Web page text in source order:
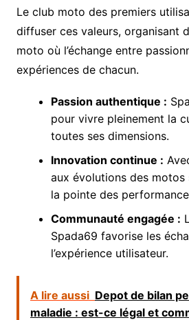
Le club moto des premiers
diffuser ces valeurs, organisant
moto où l’échange entre
expériences de chacun.
Passion authentique :
pour vivre pleinement la
toutes ses dimensions.
Innovation continue :
aux évolutions des
la pointe des
Communauté engagée :
Spada69 favorise les
l’expérience utilisateur.
A lire aussi Depot de bilan
maladie : est-ce légal et